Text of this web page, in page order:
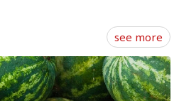
see more